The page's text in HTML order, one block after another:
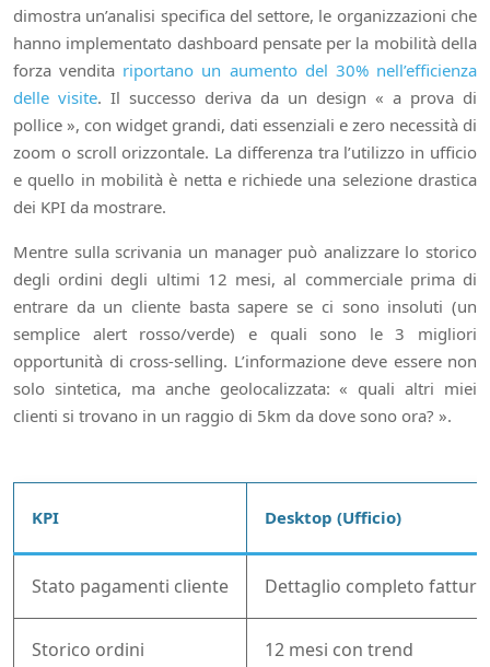
dimostra un’analisi specifica del settore, le organizzazioni che
hanno implementato dashboard pensate per la mobilità della
forza vendita riportano un aumento del 30% nell’efficienza
delle visite. Il successo deriva da un design « a prova di
pollice », con widget grandi, dati essenziali e zero necessità di
zoom o scroll orizzontale. La differenza tra l’utilizzo in ufficio
e quello in mobilità è netta e richiede una selezione drastica
dei KPI da mostrare.
Mentre sulla scrivania un manager può analizzare lo storico
degli ordini degli ultimi 12 mesi, al commerciale prima di
entrare da un cliente basta sapere se ci sono insoluti (un
semplice alert rosso/verde) e quali sono le 3 migliori
opportunità di cross-selling. L’informazione deve essere non
solo sintetica, ma anche geolocalizzata: « quali altri miei
clienti si trovano in un raggio di 5km da dove sono ora? ».
KPI Desktop (Ufficio)
Stato pagamenti cliente Dettaglio completo fatture
Storico ordini 12 mesi con trend